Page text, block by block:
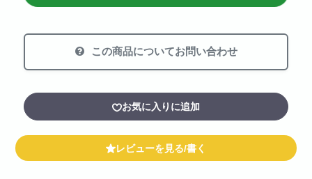
この商品についてお問い合わせ
お気に入りに追加
レビューを見る/書く